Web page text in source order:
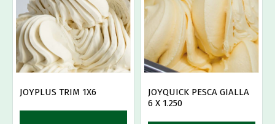
JOYPLUS TRIM 1X6
JOYQUICK PESCA GIALLA
6 X 1.250